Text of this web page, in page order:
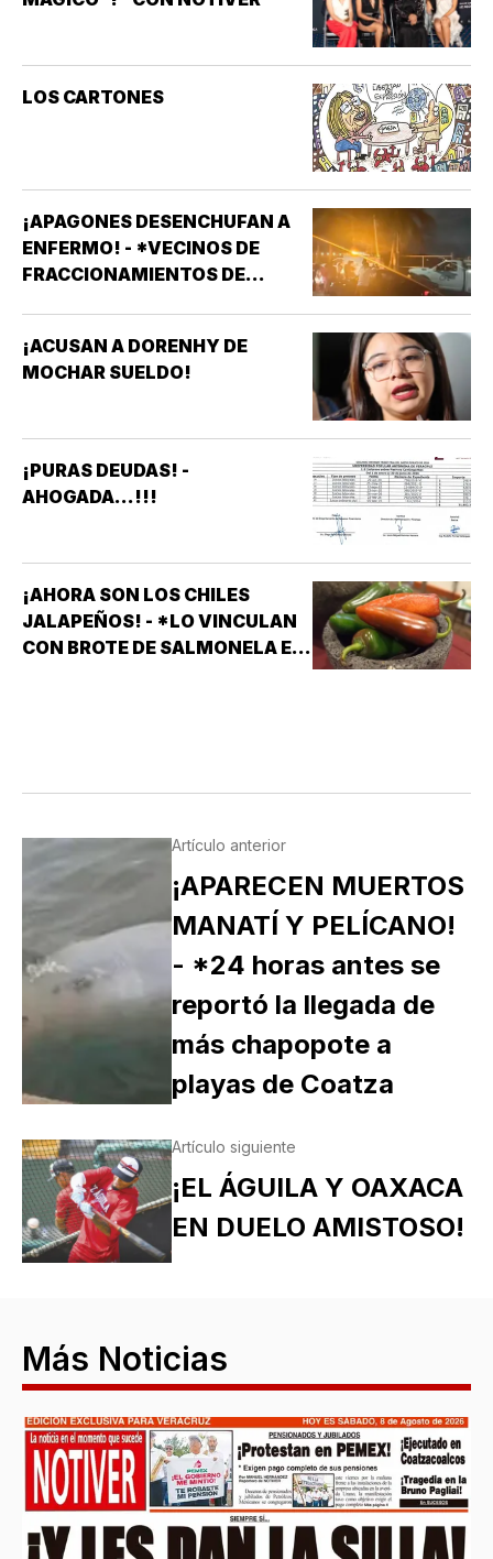
LOS CARTONES
¡APAGONES DESENCHUFAN A
ENFERMO! - *VECINOS DE
FRACCIONAMIENTOS DE
AFECTAN ELEVADORES,
TRATAMIENTOS MÉDICOS Y
¡ACUSAN A DORENHY DE
MOCHAR SUELDO!
¡PURAS DEUDAS! -
AHOGADA...!!!
¡AHORA SON LOS CHILES
JALAPEÑOS! - *LO VINCULAN
CON BROTE DE SALMONELA EN
Artículo anterior
¡APARECEN MUERTOS
MANATÍ Y PELÍCANO!
- *24 horas antes se
reportó la llegada de
más chapopote a
playas de Coatza
Artículo siguiente
¡EL ÁGUILA Y OAXACA
EN DUELO AMISTOSO!
Más Noticias